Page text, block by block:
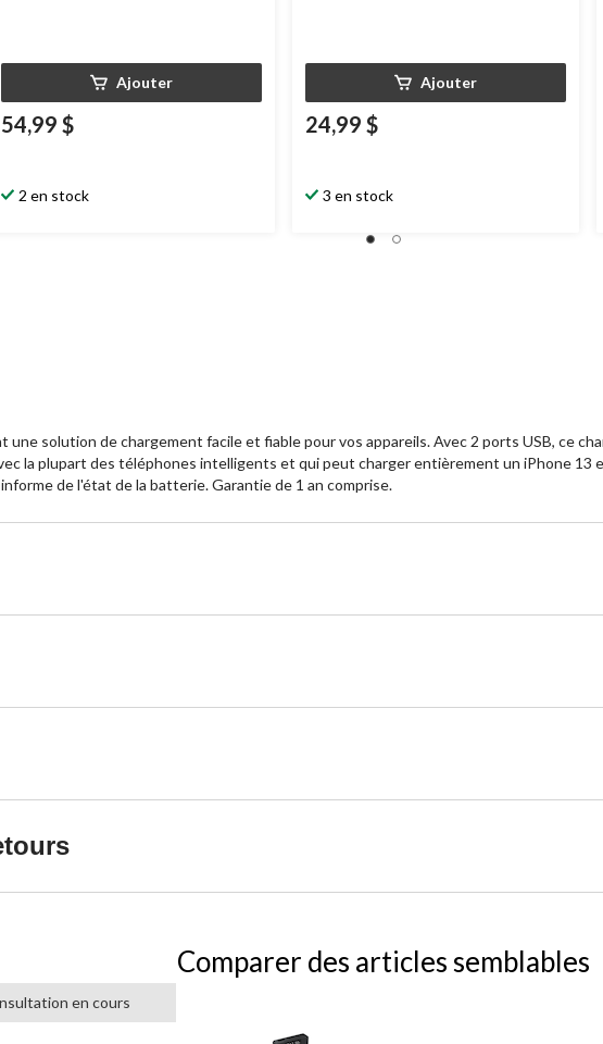
Ajouter
54,99 $
2 en stock
Ajouter
24,99 $
3 en stock
solution de chargement facile et fiable pour vos appareils. Avec 2 ports USB, ce
la plupart des téléphones intelligents et qui peut charger entièrement un iPhone
de l'état de la batterie. Garantie de 1 an comprise.
Comparer des articles semblables
en cours